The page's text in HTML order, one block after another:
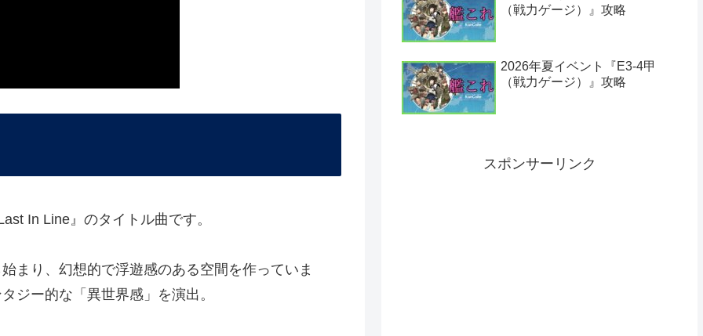
In Line』のタイトル曲です。
まり、幻想的で浮遊感のある空間を作っていま
ジー的な「異世界感」を演出。
（戦力ゲージ）』攻略
2026年夏イベント『E3-4甲
（戦力ゲージ）』攻略
スポンサーリンク